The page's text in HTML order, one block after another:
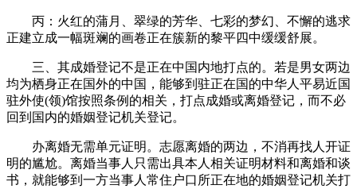
丙：火红的蒲月、翠绿的芳华、七彩的梦幻、不懈的逃求
正建立成一幅斑斓的画卷正在簇新的黎平四中缓缓舒展。
三、其成婚登记不是正在中国内地打点的。若是男女两边
均为栖身正在国外的中国，能够到驻正在国的中华人平易近国
驻外使(领)馆按照条例的相关，打点成婚或离婚登记，而不必
回到国内的婚姻登记机关登记。
办离婚无需单元证明。志愿离婚的两边，不消再找人开证
明的尴尬。离婚当事人只需出具本人相关证明材料和离婚和谈
书，就能够到一方当事人常住户口所正在地的婚姻登记机关打